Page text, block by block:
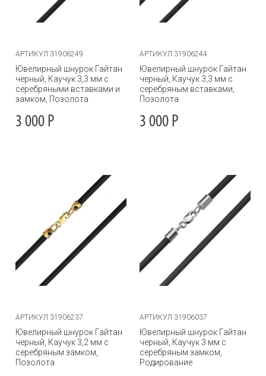
АРТИКУЛ 31906249
Ювелирный шнурок Гайтан
черный, Каучук 3,3 мм с
серебряными вставками и
замком, Позолота
3 000 Р
АРТИКУЛ 31906244
Ювелирный шнурок Гайтан
черный, Каучук 3,3 мм с
серебряным вставками,
Позолота
3 000 Р
АРТИКУЛ 31906237
Ювелирный шнурок Гайтан
черный, Каучук 3,2 мм с
серебряным замком,
Позолота
АРТИКУЛ 31906037
Ювелирный шнурок Гайтан
черный, Каучук 3 мм с
серебряным замком,
Родирование